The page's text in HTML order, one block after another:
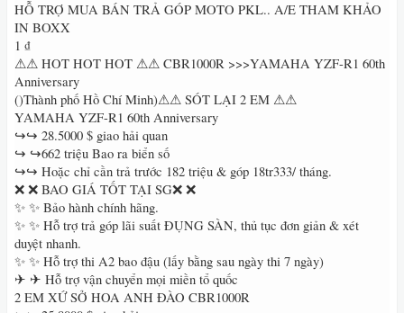
HỖ TRỢ MUA BÁN TRẢ GÓP MOTO PKL.. A/E THAM KHẢO
IN BOXX
1 ₫
⚠⚠ HOT HOT HOT ⚠⚠ CBR1000R >>>YAMAHA YZF-R1 60th
Anniversary
()Thành phố Hồ Chí Minh)⚠⚠ SÓT LẠI 2 EM ⚠⚠
YAMAHA YZF-R1 60th Anniversary
↪↪ 28.5000 $ giao hải quan
↪ ↪662 triệu Bao ra biển số
↪↪ Hoặc chỉ cần trả trước 182 triệu & góp 18tr333/ tháng.
❌ ❌ BAO GIÁ TỐT TẠI SG❌ ❌
✨ ✨ Bảo hành chính hãng.
✨ ✨ Hỗ trợ trả góp lãi suất ĐỤNG SÀN, thủ tục đơn giản & xét
duyệt nhanh.
✨ ✨ Hỗ trợ thi A2 bao đậu (lấy bằng sau ngày thi 7 ngày)
✈ ✈ Hỗ trợ vận chuyển mọi miền tổ quốc
2 EM XỨ SỞ HOA ANH ĐÀO CBR1000R